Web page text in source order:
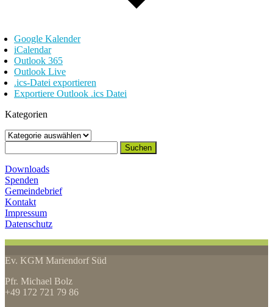
Google Kalender
iCalendar
Outlook 365
Outlook Live
.ics-Datei exportieren
Exportiere Outlook .ics Datei
Kategorien
Kategorien
nach:
Downloads
Spenden
Gemeindebrief
Kontakt
Impressum
Datenschutz
Ev. KGM Mariendorf Süd
Pfr. Michael Bolz
+49 172 721 79 86